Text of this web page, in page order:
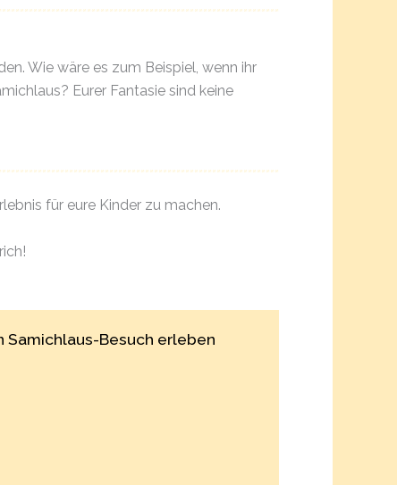
Wie wäre es zum Beispiel, wenn ihr
Eurer Fantasie sind keine
für eure Kinder zu machen.
Samichlaus-Besuch erleben